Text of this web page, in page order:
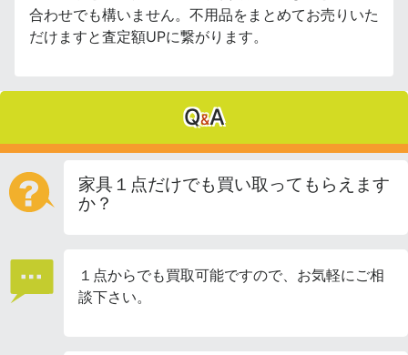
合わせでも構いません。不用品をまとめてお売りいた
だけますと査定額UPに繋がります。
Q&A
家具１点だけでも買い取ってもらえます
か？
１点からでも買取可能ですので、お気軽にご相
談下さい。